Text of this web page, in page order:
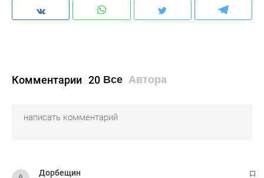
Комментарии 20 Все Автора
Дорбещин